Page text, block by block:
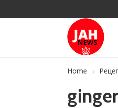
Home